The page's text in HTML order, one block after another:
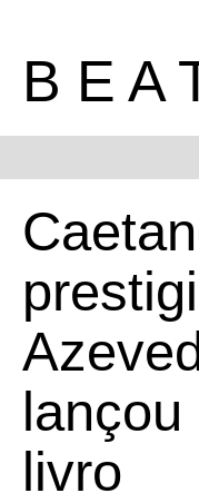
B E A
lançou
livro